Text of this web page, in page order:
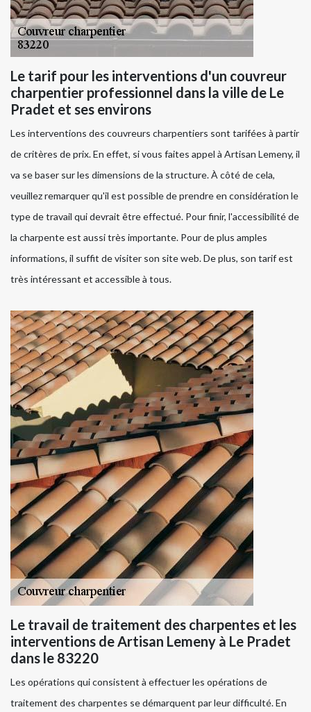
Le tarif pour les interventions d'un couvreur
charpentier professionnel dans la ville de Le
Pradet et ses environs
Les interventions des couvreurs charpentiers sont tarifées à partir
de critères de prix. En effet, si vous faites appel à Artisan Lemeny, il
va se baser sur les dimensions de la structure. À côté de cela,
veuillez remarquer qu'il est possible de prendre en considération le
type de travail qui devrait être effectué. Pour finir, l'accessibilité de
la charpente est aussi très importante. Pour de plus amples
informations, il suffit de visiter son site web. De plus, son tarif est
très intéressant et accessible à tous.
Le travail de traitement des charpentes et les
interventions de Artisan Lemeny à Le Pradet
dans le 83220
Les opérations qui consistent à effectuer les opérations de
traitement des charpentes se démarquent par leur difficulté. En